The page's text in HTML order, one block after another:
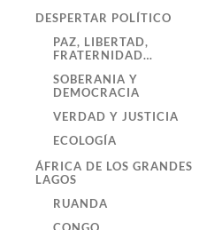
DESPERTAR POLÍTICO
PAZ, LIBERTAD,
FRATERNIDAD…
SOBERANIA Y
DEMOCRACIA
VERDAD Y JUSTICIA
ECOLOGÍA
ÁFRICA DE LOS GRANDES
LAGOS
RUANDA